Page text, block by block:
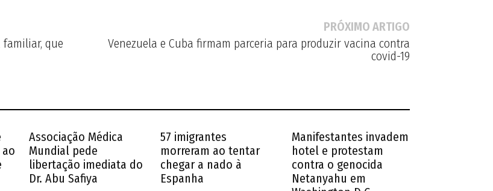
que
PRÓXIMO ARTIGO
Venezuela e Cuba firmam parceria para produzir vacina contra
covid-19
Associação Médica
Mundial pede
libertação imediata do
Dr. Abu Safiya
57 imigrantes
morreram ao tentar
chegar a nado à
Espanha
Manifestantes invadem
hotel e protestam
contra o genocida
Netanyahu em